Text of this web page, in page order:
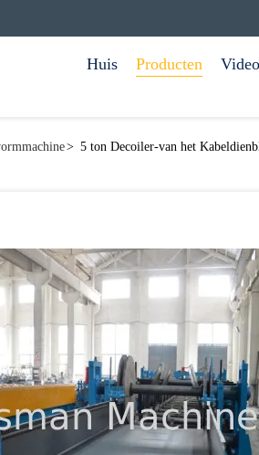
Huis Producten
> 5 ton Decoiler-van het